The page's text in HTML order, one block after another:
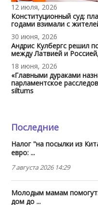
12 июля, 2026
Конституционный суд:
годами взимали с
30 июня, 2026
Андрис Кулбергс решил
между Латвией и
18 июня, 2026
«Главными дураками
парламентское
siltums
Последние
Налог "на посылки из
евро: ...
7 августа 2026 14:29
Молодым мамам помогут:
дом до ...